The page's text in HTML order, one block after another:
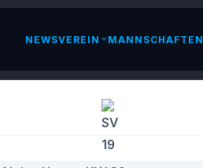
NEWSVEREIN MANNSCHAFTEN